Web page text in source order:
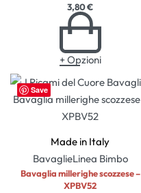
3,80€
+ Opzioni
Save
Made in Italy
BavaglieLinea Bimbo
Bavaglia millerighe scozzese –
XPBV52